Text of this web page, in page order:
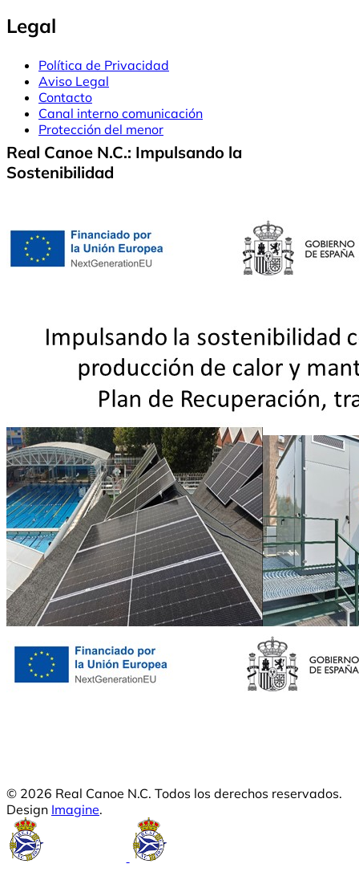
Legal
Política de Privacidad
Aviso Legal
Contacto
Canal interno comunicación
Protección del menor
Real Canoe N.C.: Impulsando la
Sostenibilidad
© 2026 Real Canoe N.C. Todos los derechos reservados.
Design Imagine.